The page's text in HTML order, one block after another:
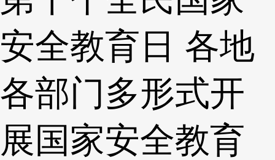
安全教育日 各地
各部门多形式开
展国家安全教育